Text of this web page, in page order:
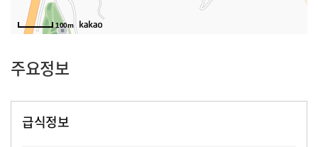
100m
주요정보
급식정보